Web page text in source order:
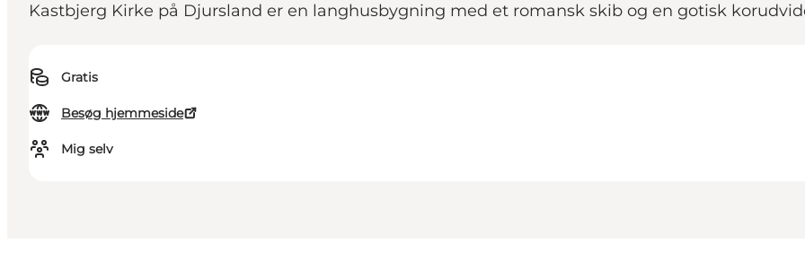
Kastbjerg Kirke på Djursland er en langhusbygning med et romansk skib og en gotisk
Gratis
Besøg hjemmeside
Mig selv